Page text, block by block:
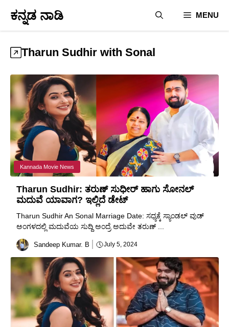
content
ಕನ್ನಡ ನಾಡಿ MENU
Tharun Sudhir with Sonal
Kannada Movie News
Tharun Sudhir: ತರುಣ್ ಸುಧೀರ್ ಹಾಗು ಸೋನಲ್
ಮದುವೆ ಯಾವಾಗ? ಇಲ್ಲಿದೆ ಡೇಟ್
Tharun Sudhir An Sonal Marriage Date: ಸಧ್ಯಕ್ಕೆ ಸ್ಯಾಂಡಲ್ ವುಡ್
ಅಂಗಳದಲ್ಲಿ ಮದುವೆಯ ಸುದ್ದಿ ಅಂದ್ರೆ ಅದುವೇ ತರುಣ್ ...
Sandeep Kumar. B July 5, 2024